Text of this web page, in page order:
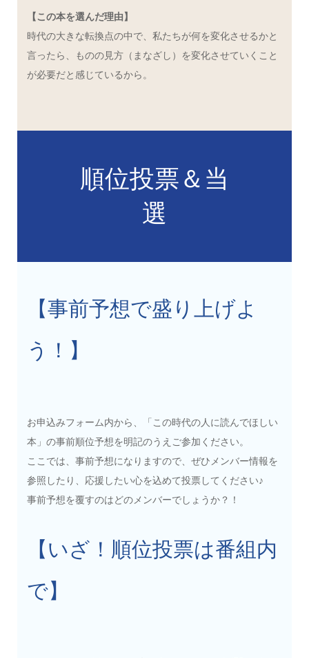
【この本を選んだ理由】
時代の大きな転換点の中で、私たちが何を変化させるかと
言ったら、ものの見方（まなざし）を変化させていくこと
が必要だと感じているから。
順位投票＆当
選
【事前予想で盛り上げよ
う！】
お申込みフォーム内から、「この時代の人に読んでほしい
本」の事前順位予想を明記のうえご参加ください。
ここでは、事前予想になりますので、ぜひメンバー情報を
参照したり、応援したい心を込めて投票してください♪
事前予想を覆すのはどのメンバーでしょうか？！
【いざ！順位投票は番組内
で】